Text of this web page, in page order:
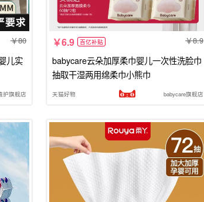
80
儿实
护旗舰店
6.9 百亿补贴 8.9
babycare云朵加厚柔巾婴儿一次性洗脸巾
抽取干湿两用绵柔巾小熊巾
天猫好物 babycare旗舰店